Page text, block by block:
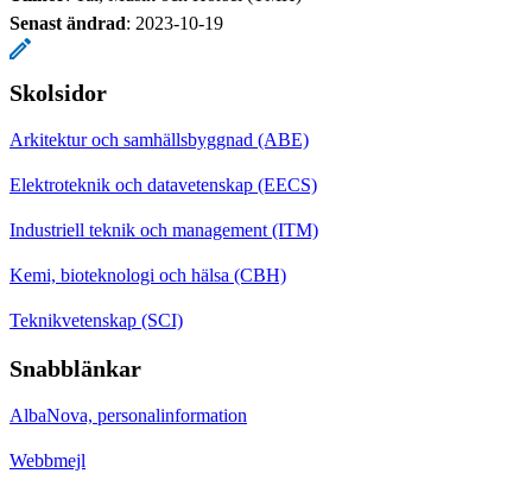
Senast ändrad: 2023-10-19
Skolsidor
Arkitektur och samhällsbyggnad (ABE)
Elektroteknik och datavetenskap (EECS)
Industriell teknik och management (ITM)
Kemi, bioteknologi och hälsa (CBH)
Teknikvetenskap (SCI)
Snabblänkar
AlbaNova, personalinformation
Webbmejl